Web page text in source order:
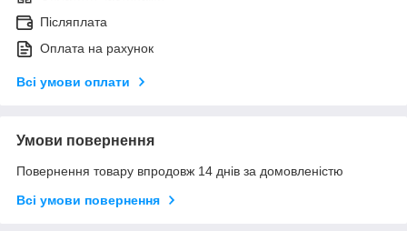
Післяплата
Оплата на рахунок
Всі умови оплати
Умови повернення
Повернення товару впродовж 14 днів за домовленістю
Всі умови повернення